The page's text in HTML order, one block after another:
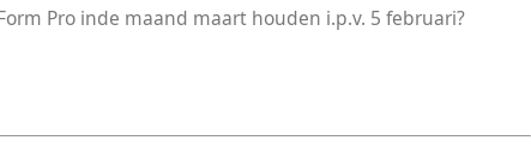
Pro inde maand maart houden i.p.v. 5 februari?